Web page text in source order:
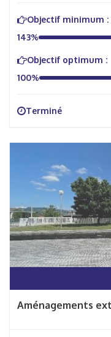
Objectif minimum :
143%
Objectif optimum :
100%
Terminé
Aménagements